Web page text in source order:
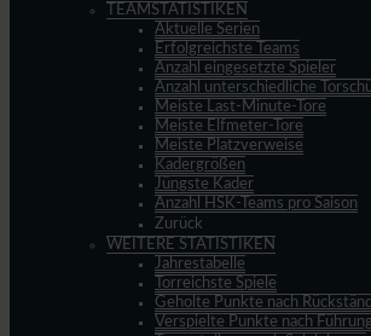
TEAMSTATISTIKEN
Aktuelle Serien
Erfolgreichste Teams
Anzahl eingesetzte Spieler
Anzahl unterschiedliche
Meiste Last-Minute-Tore
Meiste Elfmeter-Tore
Meiste Platzverweise
Kadergrößen
Jüngste Kader
Anzahl HSK-Teams pro Saison
Zurück
WEITERE STATISTIKEN
Jahrestabelle
Torreichste Spiele
Geholte Punkte nach
Verspielte Punkte nach